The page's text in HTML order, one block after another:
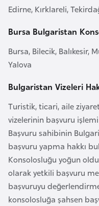
Edirne, Kırklareli,
Bursa Bulgaristan
Bursa, Bilecik, Balıkesir,
Yalova
Bulgaristan Vizeleri
Turistik, ticari, aile
vizelerinin başvuru
Başvuru sahibinin
başvuru yapma hakkı
Konsolosluğu yoğun
olarak yetkili başvuru
başvuruyu
konsolosluğa şahsen
n
s
t
a
E
s
t
o
n
y
a